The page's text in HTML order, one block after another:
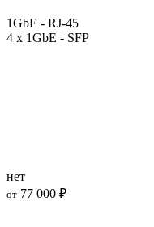
1GbE - RJ-45
4 x 1GbE - SFP
нет
от 77 000 ₽